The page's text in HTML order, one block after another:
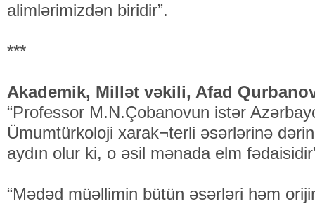
alimlərimizdən biridir”.
***
Akademik, Millət vəkili, Afad
“Professor M.N.Çobanovun istər
Ümumtürkoloji xarak¬terli əsərlərinə
aydın olur ki, o əsil mənada elm
“Mədəd müəllimin bütün əsərləri həm